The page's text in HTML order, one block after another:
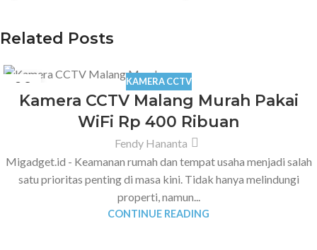
Related Posts
09
APR
KAMERA CCTV
Kamera CCTV Malang Murah Pakai
WiFi Rp 400 Ribuan
Fendy Hananta
Migadget.id - Keamanan rumah dan tempat usaha menjadi salah
satu prioritas penting di masa kini. Tidak hanya melindungi
properti, namun...
CONTINUE READING